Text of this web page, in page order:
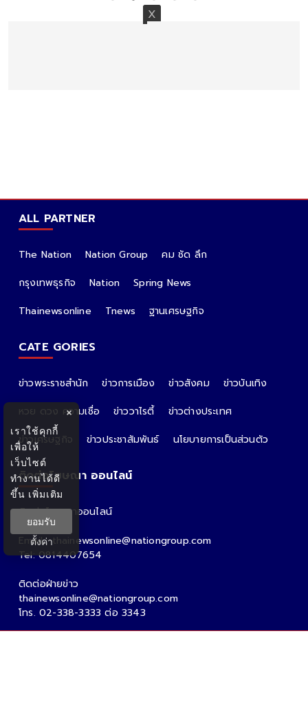
ALL PARTNER
The Nation Nation Group
คม ชัด ลึก
กรุงเทพธุรกิจ
Nation
Spring News
Thainewsonline
Tnews ฐานเศรษฐกิจ
CATE GORIES
ข่าวพระราชสำนัก ข่าวการเมือง ข่าวสังคม
ข่าวบันเทิง
หวย ดวง ความเชื่อ
ข่าววาไรตี้
ข่าวต่างประเทศ
ข่าวเศรษฐกิจ
ข่าวประชาสัมพันธ์ นโยบายการเป็นส่วนตัว
ติดต่อโฆษณา ออนไลน์
ติดต่อโฆษณาออนไลน์
คุณอ้อ
Email : thainewsonline@nationgroup.com
Tel: 0814407654
ติดต่อฝ่ายข่าว
thainewsonline@nationgroup.com
โทร. 02-338-3333 ต่อ 3343
×
เราใช้คุกกี้
เพื่อให้
เว็บไซต์
ทำงานได้ดี
ขึ้น เพิ่มเติม
ยอมรับ
ตั้งค่า